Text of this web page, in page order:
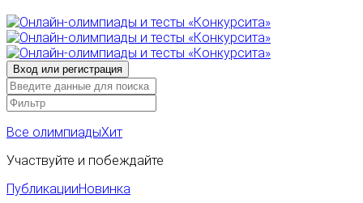
Все олимпиадыХит
Участвуйте и побеждайте
ПубликацииНовинка